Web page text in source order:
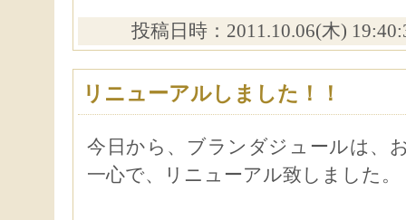
投稿日時：2011.10.06(木)
リニューアルしました！！
今日から、ブランダジュールは、
一心で、リニューアル致しました。